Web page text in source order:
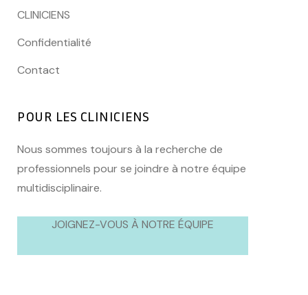
CLINICIENS
Confidentialité
Contact
POUR LES CLINICIENS
Nous sommes toujours à la recherche de
professionnels pour se joindre à notre équipe
multidisciplinaire.
JOIGNEZ-VOUS À NOTRE ÉQUIPE